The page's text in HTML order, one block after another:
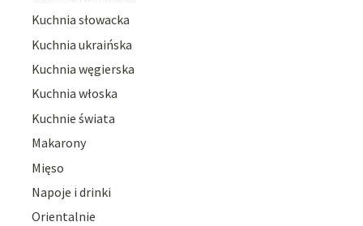
Kuchnia słowacka
Kuchnia ukraińska
Kuchnia węgierska
Kuchnia włoska
Kuchnie świata
Makarony
Mięso
Napoje i drinki
Orientalnie